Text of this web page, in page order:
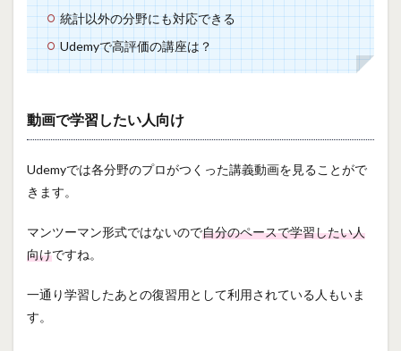
統計以外の分野にも対応できる
Udemyで高評価の講座は？
動画で学習したい人向け
Udemyでは各分野のプロがつくった講義動画を見ることがで
きます。
マンツーマン形式ではないので自分のペースで学習したい人
向けですね。
一通り学習したあとの復習用として利用されている人もいま
す。